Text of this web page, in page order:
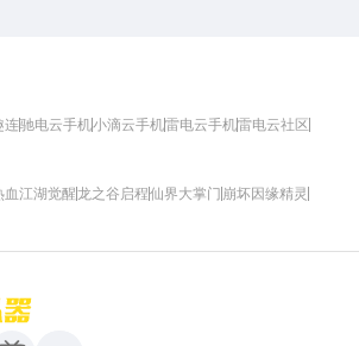
连驰电云手机小滴云手机雷电云手机雷电云社区
血江湖觉醒龙之谷启程仙界大掌门 崩坏因缘精灵
哩哔哩